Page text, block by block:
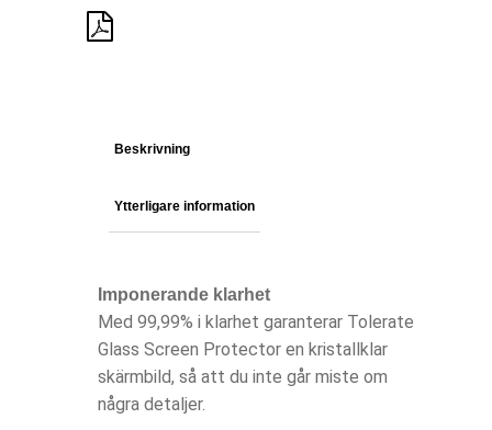
Beskrivning
Ytterligare information
Imponerande klarhet
Med 99,99% i klarhet garanterar Tolerate
Glass Screen Protector en kristallklar
skärmbild, så att du inte går miste om
några detaljer.